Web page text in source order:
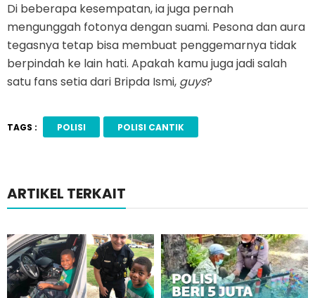
Di beberapa kesempatan, ia juga pernah
mengunggah fotonya dengan suami. Pesona dan aura
tegasnya tetap bisa membuat penggemarnya tidak
berpindah ke lain hati. Apakah kamu juga jadi salah
satu fans setia dari Bripda Ismi, guys?
TAGS : POLISI POLISI CANTIK
ARTIKEL TERKAIT